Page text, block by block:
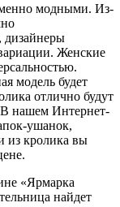
модными. Из-
дизайнеры
Женские
модель будет
отлично будут
В нашем Интернет-
ушанок,
из кролика вы
«Ярмарка
найдет